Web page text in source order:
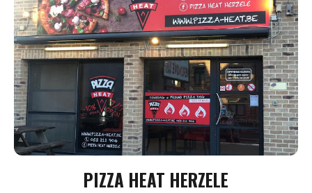
PIZZA HEAT HERZELE